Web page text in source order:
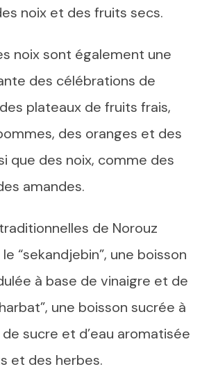
noix et des fruits secs.
noix sont également une
des célébrations de
plateaux de fruits frais,
des oranges et des
que des noix, comme des
amandes.
de Norouz
“sekandjebin”, une boisson
à base de vinaigre et de
une boisson sucrée à
sucre et d’eau aromatisée
et des herbes.